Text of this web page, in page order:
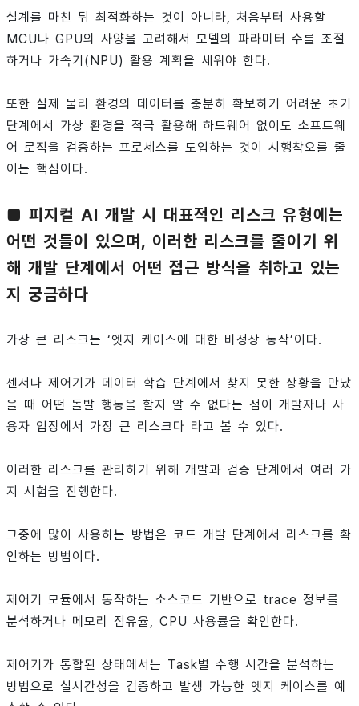
설계를 마친 뒤 최적화하는 것이 아니라, 처음부터 사용할
MCU나 GPU의 사양을 고려해서 모델의 파라미터 수를 조절
하거나 가속기(NPU) 활용 계획을 세워야 한다.
또한 실제 물리 환경의 데이터를 충분히 확보하기 어려운 초기
단계에서 가상 환경을 적극 활용해 하드웨어 없이도 소프트웨
어 로직을 검증하는 프로세스를 도입하는 것이 시행착오를 줄
이는 핵심이다.
■ 피지컬 AI 개발 시 대표적인 리스크 유형에는
어떤 것들이 있으며, 이러한 리스크를 줄이기 위
해 개발 단계에서 어떤 접근 방식을 취하고 있는
지 궁금하다
가장 큰 리스크는 ‘엣지 케이스에 대한 비정상 동작’이다.
센서나 제어기가 데이터 학습 단계에서 찾지 못한 상황을 만났
을 때 어떤 돌발 행동을 할지 알 수 없다는 점이 개발자나 사
용자 입장에서 가장 큰 리스크다 라고 볼 수 있다.
이러한 리스크를 관리하기 위해 개발과 검증 단계에서 여러 가
지 시험을 진행한다.
그중에 많이 사용하는 방법은 코드 개발 단계에서 리스크를 확
인하는 방법이다.
제어기 모듈에서 동작하는 소스코드 기반으로 trace 정보를
분석하거나 메모리 점유율, CPU 사용률을 확인한다.
제어기가 통합된 상태에서는 Task별 수행 시간을 분석하는
방법으로 실시간성을 검증하고 발생 가능한 엣지 케이스를 예